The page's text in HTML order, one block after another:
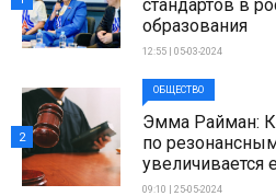
стандартов в
образования
12:55 | 05-03-2024
ОБЩЕСТВО
Эмма Райман:
по
увеличивается
09:10 | 25-05-2024
2